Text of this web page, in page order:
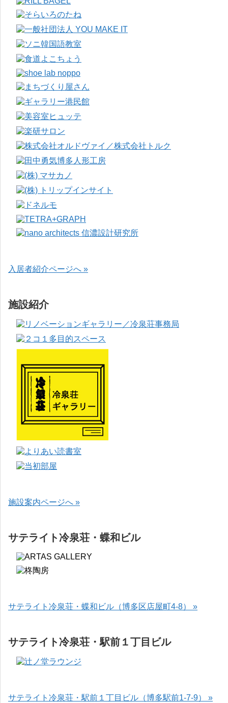
入居者紹介ページへ »
施設紹介
施設案内ページへ »
サテライト冷泉荘・蝶和ビル
サテライト冷泉荘・蝶和ビル（博多区店屋町4-8） »
サテライト冷泉荘・駅前１丁目ビル
サテライト冷泉荘・駅前１丁目ビル（博多駅前1-7-9） »